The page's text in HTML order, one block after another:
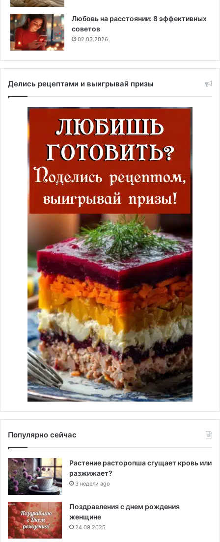
Любовь на расстоянии: 8 эффективных
советов
02.03.2026
Делись рецептами и выигрывай призы
Популярно сейчас
Растение расторопша сгущает кровь или
разжижает?
3 недели ago
Поздравления с днем рождения
женщине
24.09.2025